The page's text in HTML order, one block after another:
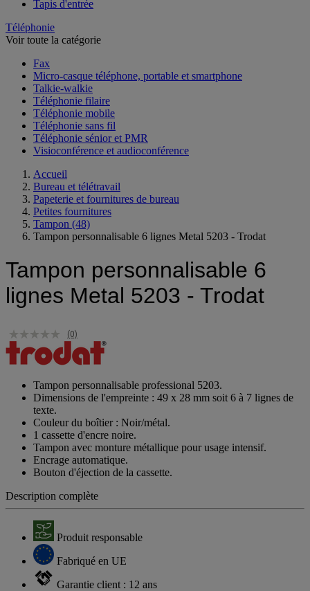
Tapis d'entrée
Téléphonie
Voir toute la catégorie
Fax
Micro-casque téléphone, portable et smartphone
Talkie-walkie
Téléphonie filaire
Téléphonie mobile
Téléphonie sans fil
Téléphonie sénior et PMR
Visioconférence et audioconférence
Accueil
Bureau et télétravail
Papeterie et fournitures de bureau
Petites fournitures
Tampon (48)
Tampon personnalisable 6 lignes Metal 5203 - Trodat
Tampon personnalisable 6
lignes Metal 5203 - Trodat
(0)
Tampon personnalisable professional 5203.
Dimensions de l'empreinte : 49 x 28 mm soit 6 à 7 lignes de
texte.
Couleur du boîtier : Noir/métal.
1 cassette d'encre noire.
Tampon avec monture métallique pour usage intensif.
Encrage automatique.
Bouton d'éjection de la cassette.
Description complète
Produit responsable
Fabriqué en UE
Garantie client : 12 ans